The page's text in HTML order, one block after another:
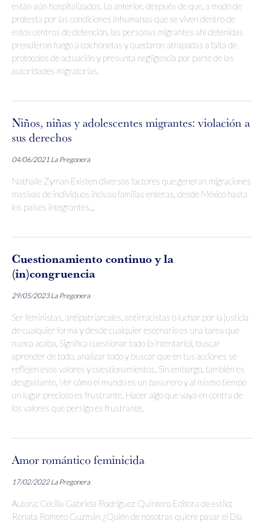
están aún hospitalizados. Lo anterior, después de que, a modo de
protesta por las condiciones inhumanas que se viven dentro de
estos centros de detención, las personas migrantes ahí detenidas
prendieron fuego a colchonetas y quedaron atrapadas a falta de
protocolos de actuación y presunta negligencia por parte de las
autoridades migratorias.
Niños, niñas y adolescentes migrantes: violación a
sus derechos
04/06/2021 La Pregonera
Nathalie Zyman Existen diversos factores que generan migraciones
masivas de individuos incluso familias enteras, desde México hasta
los países integrantes...
Cuestionamiento continuo y la
(in)congruencia
29/05/2023 La Pregonera
Ser feministas, antipatriarcales, antirracistas o luchar por la justicia
de cualquier forma y desde cualquier escenario es una tarea que
nunca acaba. Significa cuestionar todo (o intentarlo), buscar
aprender de todo, analizar todo y buscar que en tus acciones se
reflejen esos valores y cuestionamientos. Sin embargo, también es
desgastante. Ver cómo el mundo es un basurero y al mismo tiempo
un lugar precioso es frustrante. Hacer algo que vaya en contra de
los valores que persigo es frustrante.
Amor romántico feminicida
17/02/2022 La Pregonera
Autora: Cecilia Gabriela Rodríguez Quintero Editora de estilo:
Renata Romero Guzmán ¿Quién de nosotras quiere pasar el Día